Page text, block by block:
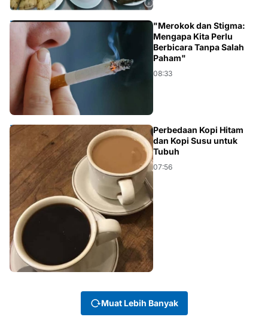
KESEHATAN
"Merokok dan Stigma:
Mengapa Kita Perlu
Berbicara Tanpa Salah
Paham"
08:33
KESEHATAN
Perbedaan Kopi Hitam
dan Kopi Susu untuk
Tubuh
07:56
Muat Lebih Banyak